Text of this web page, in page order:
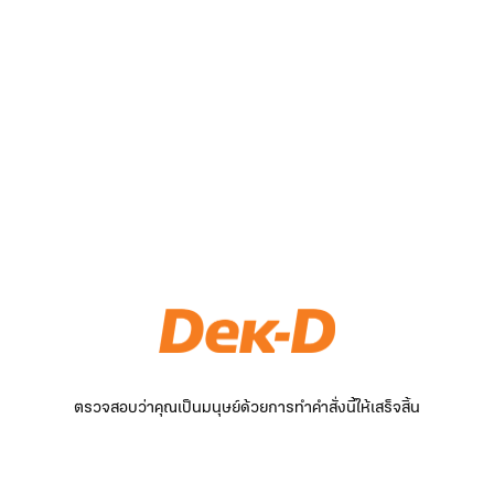
ตรวจสอบว่าคุณเป็นมนุษย์ด้วยการทำคำสั่งนี้ให้เสร็จสิ้น